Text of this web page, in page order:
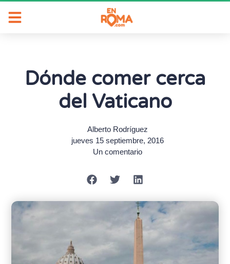
Dónde comer cerca
del Vaticano
Alberto Rodríguez
jueves 15 septiembre, 2016
Un comentario